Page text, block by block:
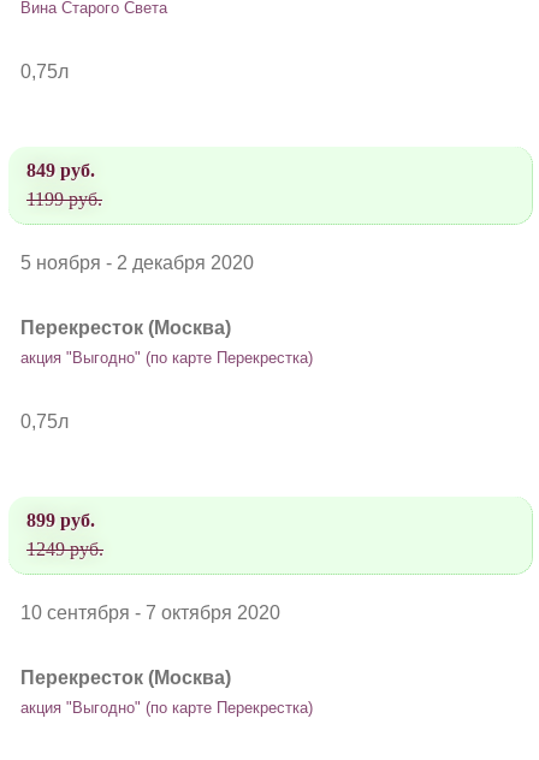
Вина Старого Света
0,75л
849 руб.
1199 руб.
5 ноября - 2 декабря 2020
Перекресток (Москва)
акция "Выгодно" (по карте Перекрестка)
0,75л
899 руб.
1249 руб.
10 сентября - 7 октября 2020
Перекресток (Москва)
акция "Выгодно" (по карте Перекрестка)